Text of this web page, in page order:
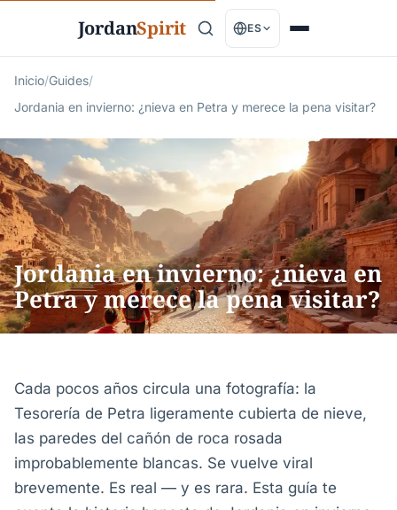
JordanSpirit ES
Inicio/Guides/
Jordania en invierno: ¿nieva en Petra y merece la pena visitar?
Jordania en invierno: ¿nieva en
Petra y merece la pena visitar?
Cada pocos años circula una fotografía: la
Tesorería de Petra ligeramente cubierta de nieve,
las paredes del cañón de roca rosada
improbablemente blancas. Se vuelve viral
brevemente. Es real — y es rara. Esta guía te